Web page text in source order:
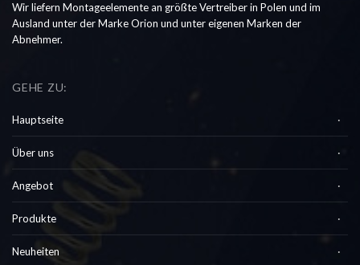
Wir liefern Montageelemente an größte Vertreiber in Polen und im
Ausland unter der Marke Orion und unter eigenen Marken der
Abnehmer.
GEHE ZU:
Hauptseite
Über uns
Angebot
Produkte
Neuheiten